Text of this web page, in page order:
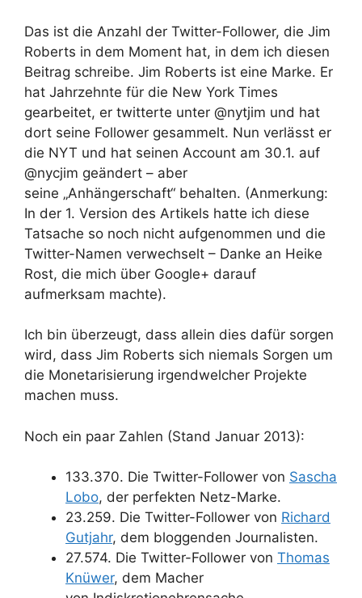
Das ist die Anzahl der Twitter-Follower, die Jim
Roberts in dem Moment hat, in dem ich diesen
Beitrag schreibe. Jim Roberts ist eine Marke. Er
hat Jahrzehnte für die New York Times
gearbeitet, er twitterte unter @nytjim und hat
dort seine Follower gesammelt. Nun verlässt er
die NYT und hat seinen Account am 30.1. auf
@nycjim geändert – aber
seine „Anhängerschaft“ behalten. (Anmerkung:
In der 1. Version des Artikels hatte ich diese
Tatsache so noch nicht aufgenommen und die
Twitter-Namen verwechselt – Danke an Heike
Rost, die mich über Google+ darauf
aufmerksam machte).
Ich bin überzeugt, dass allein dies dafür sorgen
wird, dass Jim Roberts sich niemals Sorgen um
die Monetarisierung irgendwelcher Projekte
machen muss.
Noch ein paar Zahlen (Stand Januar 2013):
133.370. Die Twitter-Follower von Sascha
Lobo, der perfekten Netz-Marke.
23.259. Die Twitter-Follower von Richard
Gutjahr, dem bloggenden Journalisten.
27.574. Die Twitter-Follower von Thomas
Knüwer, dem Macher